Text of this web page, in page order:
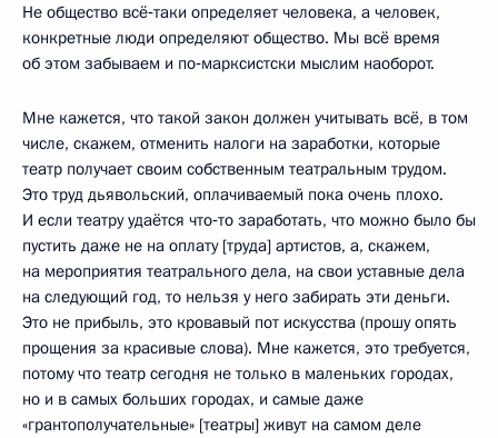
Не общество всё‑таки определяет человека, а человек,
конкретные люди определяют общество. Мы всё время
об этом забываем и по‑марксистски мыслим наоборот.
Мне кажется, что такой закон должен учитывать всё, в том
числе, скажем, отменить налоги на заработки, которые
театр получает своим собственным театральным трудом.
Это труд дьявольский, оплачиваемый пока очень плохо.
И если театру удаётся что‑то заработать, что можно было бы
пустить даже не на оплату [труда] артистов, а, скажем,
на мероприятия театрального дела, на свои уставные дела
на следующий год, то нельзя у него забирать эти деньги.
Это не прибыль, это кровавый пот искусства (прошу опять
прощения за красивые слова). Мне кажется, это требуется,
потому что театр сегодня не только в маленьких городах,
но и в самых больших городах, и самые даже
«грантополучательные» [театры] живут на самом деле